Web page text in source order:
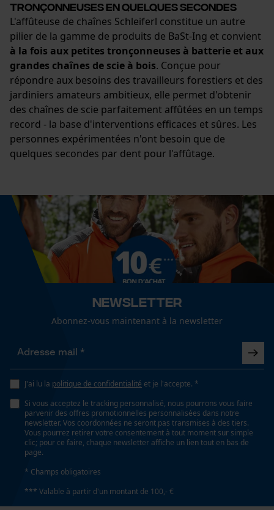
tronçonneuses en quelques secondes
L'affûteuse de chaînes Schleiferl constitue un autre
pilier de la gamme de produits de BaSt-Ing et convient
à la fois aux petites tronçonneuses à batterie et aux
grandes chaînes de scie à bois. Conçue pour
répondre aux besoins des travailleurs forestiers et des
jardiniers amateurs ambitieux, elle permet d'obtenir
des chaînes de scie parfaitement affûtées en un temps
record - la base d'interventions efficaces et sûres. Les
personnes expérimentées n'ont besoin que de
quelques secondes par dent pour l'affûtage.
Newsletter
Abonnez-vous maintenant à la newsletter
J'ai lu la politique de confidentialité et je l'accepte. *
Si vous acceptez le tracking personnalisé, nous pourrons vous faire
parvenir des offres promotionnelles personnalisées dans notre
newsletter. Vos coordonnées ne seront pas transmises à des tiers.
Vous pourrez retirer votre consentement à tout moment sur simple
clic; pour ce faire, chaque newsletter affiche un lien tout en bas de
page.
* Champs obligatoires
*** Valable à partir d'un montant de 100,- €